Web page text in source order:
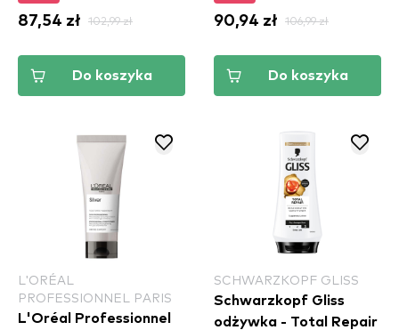
87,54 zł 102,99 zł
Do koszyka
90,94 zł 106,99 zł
Do koszyka
L'ORÉAL
PROFESSIONNEL PARIS
L'Oréal Professionnel
SCHWARZKOPF GLISS
Schwarzkopf Gliss
odżywka - Total Repair